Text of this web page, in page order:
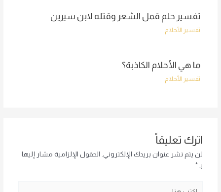
تفسير حلم قمل الشعر وقتله لابن سيرين
تفسير الأحلام
ما هي الأحلام الكاذبة؟
تفسير الأحلام
اترك تعليقاً
لن يتم نشر عنوان بريدك الإلكتروني. الحقول الإلزامية مشار إليها
بـ *